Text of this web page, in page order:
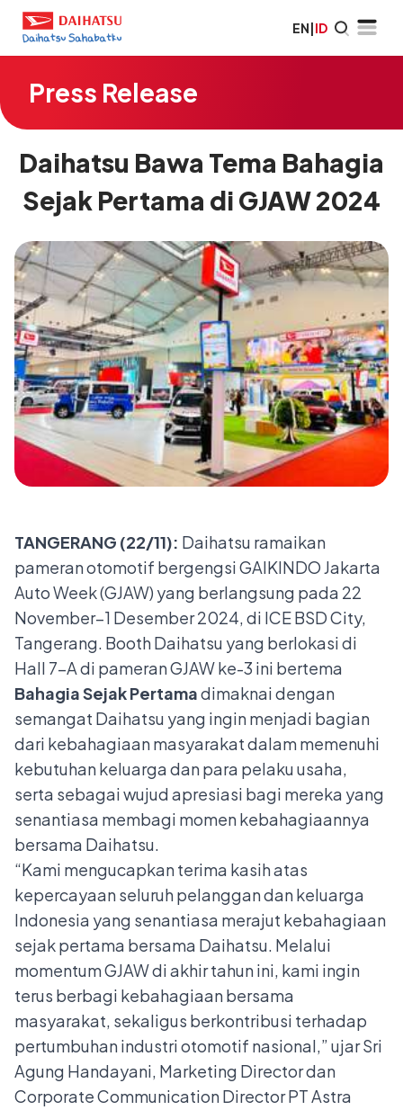
EN|ID
Press Release
Daihatsu Bawa Tema Bahagia
Sejak Pertama di GJAW 2024
TANGERANG (22/11): Daihatsu ramaikan
pameran otomotif bergengsi GAIKINDO Jakarta
Auto Week (GJAW) yang berlangsung pada 22
November–1 Desember 2024, di ICE BSD City,
Tangerang. Booth Daihatsu yang berlokasi di
Hall 7-A di pameran GJAW ke-3 ini bertema
Bahagia Sejak Pertamadimaknai dengan
semangat Daihatsu yang ingin menjadi bagian
dari kebahagiaan masyarakat dalam memenuhi
kebutuhan keluarga dan para pelaku usaha,
serta sebagai wujud apresiasi bagi mereka yang
senantiasa membagi momen kebahagiaannya
bersama Daihatsu.
“Kami mengucapkan terima kasih atas
kepercayaan seluruh pelanggan dan keluarga
Indonesia yang senantiasa merajut kebahagiaan
sejak pertama bersama Daihatsu. Melalui
momentum GJAW di akhir tahun ini, kami ingin
terus berbagi kebahagiaan bersama
masyarakat, sekaligus berkontribusi terhadap
pertumbuhan industri otomotif nasional,” ujar Sri
Agung Handayani, Marketing Director dan
Corporate Communication Director PT Astra